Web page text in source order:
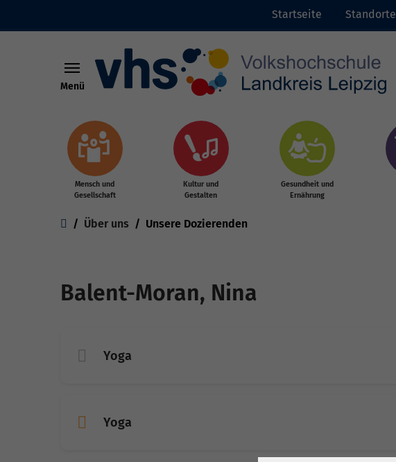
Startseite Standorte
Menü
Mensch und
Gesellschaft
Kultur und
Gestalten
Gesundheit und
Ernährung
Sie sind hier:
Über uns Unsere Dozierenden
Balent-Moran, Nina
Yoga
Yoga